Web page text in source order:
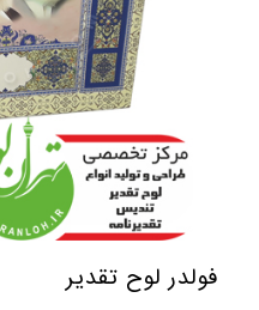
فولدر لوح تقدیر